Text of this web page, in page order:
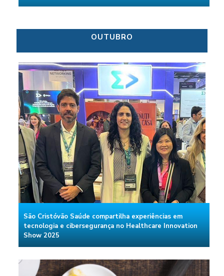
OUTUBRO
São Cristóvão Saúde compartilha experiências em
tecnologia e cibersegurança no Healthcare Innovation
Show 2025